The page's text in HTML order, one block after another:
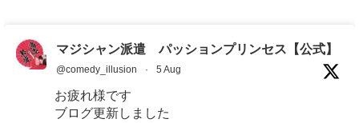
マジシャン派遣 パッションプリンセス【公式】
@comedy_illusion · 5 Aug
お疲れ様です
ブログ更新しました